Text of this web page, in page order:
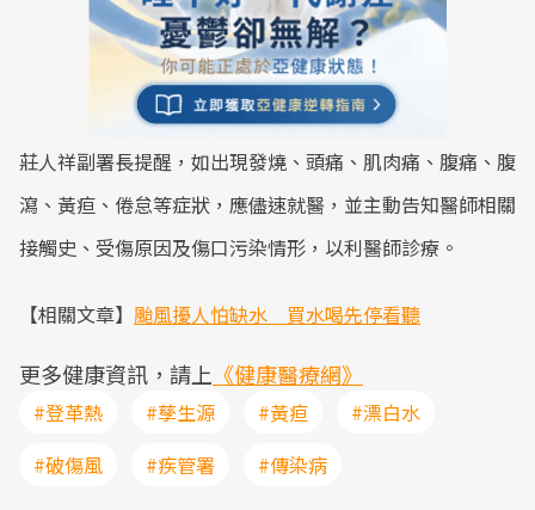
莊人祥副署長提醒，如出現發燒、頭痛、肌肉痛、腹痛、腹
瀉、黃疸、倦怠等症狀，應儘速就醫，並主動告知醫師相關
接觸史、受傷原因及傷口污染情形，以利醫師診療。
【相關文章】 颱風擾人怕缺水 買水喝先停看聽
更多健康資訊，請上 《健康醫療網》
#登革熱 #孳生源 #黃疸
#漂白水
#破傷風
#疾管署 #傳染病